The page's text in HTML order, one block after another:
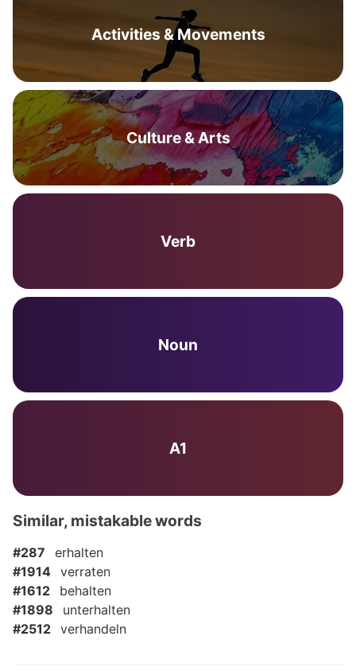
Activities & Movements
Culture & Arts
Verb
Noun
A1
Similar, mistakable words
#287
erhalten
#1914 verraten
#1612
behalten
#1898
unterhalten
#2512 verhandeln